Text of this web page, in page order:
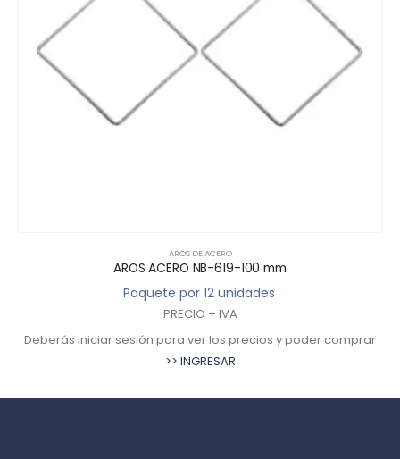
y poder comprar
AROS ACERO NB-619-90
Paquete por 12 unidades
Deberás iniciar sesión para ver los